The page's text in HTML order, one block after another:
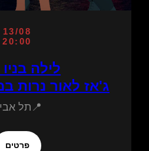
13/08
20:00
לילה בניו
ג'אז לאור נרות
📍תל אביב
פרטים